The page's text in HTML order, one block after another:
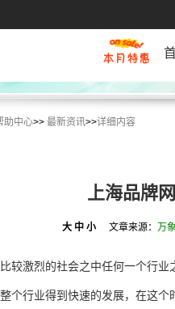
助中心>> 最新资讯>>详细内容
上海品牌
大 中 小 文章来源： 万
较激烈的社会之中任何一个行
个行业得到快速的发展，在这